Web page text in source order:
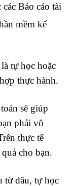
Báo cáo tài
mềm kế
tự học hoặc
thực hành.
sẽ giúp
phải vô
thực tế
cho bạn.
từ đâu, tự học